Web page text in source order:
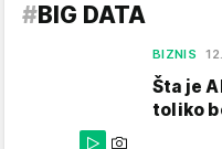
#BIG DATA
BIZNIS
Šta je
toliko